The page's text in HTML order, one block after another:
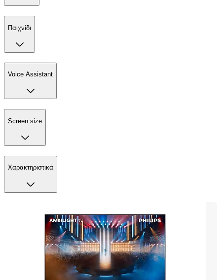
Παιχνίδι
Voice Assistant
Screen size
Χαρακτηριστικά